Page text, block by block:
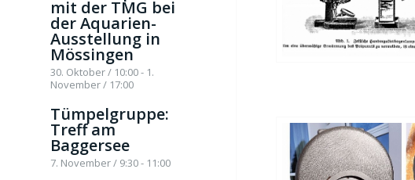
mit der TMG bei
der Aquarien-
Ausstellung in
Mössingen
30. Oktober / 10:00- 1.
November / 17:00
Tümpelgruppe:
Treff am
Baggersee
7. November / 9:30- 11:00